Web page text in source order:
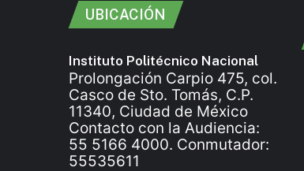
UBICACIÓN
Instituto Politécnico Nacional
Prolongación Carpio 475, col.
Casco de Sto. Tomás, C.P.
11340, Ciudad de México
Contacto con la Audiencia:
55 5166 4000. Conmutador:
55535611